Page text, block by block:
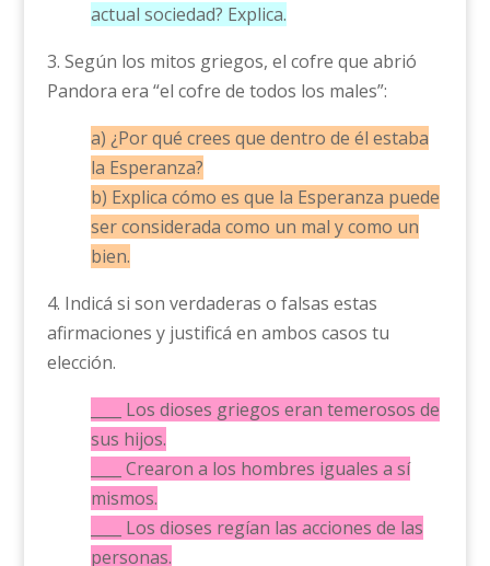
actual sociedad? Explica.
3. Según los mitos griegos, el cofre que abrió
Pandora era “el cofre de todos los males”:
a) ¿Por qué crees que dentro de él estaba
la Esperanza?
b) Explica cómo es que la Esperanza puede
ser considerada como un mal y como un
bien.
4. Indicá si son verdaderas o falsas estas
afirmaciones y justificá en ambos casos tu
elección.
____ Los dioses griegos eran temerosos de
sus hijos.
____ Crearon a los hombres iguales a sí
mismos.
____ Los dioses regían las acciones de las
personas.